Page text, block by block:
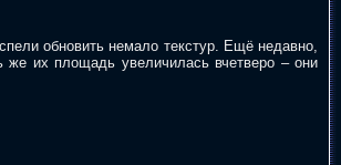
обновить немало текстур. Ещё недавно,
же их площадь увеличилась вчетверо – они